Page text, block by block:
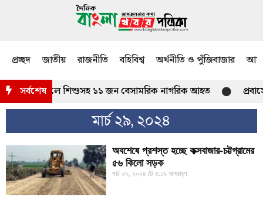
প্রচ্ছদ জাতীয় রাজনীতি বহিবিশ্ব অর্থনীতি ও পুঁজিবাজার
সর্বশেষ
দক্ষিণাঞ্চলে শিশুসহ ১১ জন বেসামরিক নাগরিক আহত
মার্চ ২৯, ২০২৪
অবশেষে প্রশস্ত হচ্ছে কক্সবাজার-চট্টগ্রামের
৫৬ কিলো সড়ক
মার্চ ২৯, ২০২৪ ৬:১৯ অপরাহ্ণ